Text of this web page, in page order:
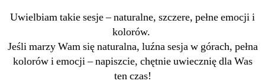
Uwielbiam takie sesje – naturalne, szczere, pełne emocji i
kolorów.
Jeśli marzy Wam się naturalna, luźna sesja w górach, pełna
kolorów i emocji – napiszcie, chętnie uwiecznię dla Was
ten czas!